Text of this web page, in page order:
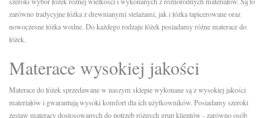
zarówno tradycyjne łóżka z drewnianymi stelażami, jak i łóżka tapicerowane oraz
nowoczesne łóżka wodne. Do każdego rodzaju łóżek posiadamy różne materace do
łóżek.
Materace wysokiej jakości
Materace do łóżek sprzedawane w naszym sklepie wykonane są z wysokiej jakości
materiałów i gwarantują wysoki komfort dla ich użytkowników. Posiadamy szeroki
zestaw materacy dostosowanych do potrzeb różnych grup klientów - zarówno osób